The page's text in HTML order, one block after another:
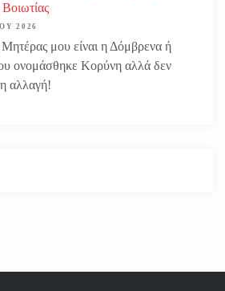
2026
μου είναι η Δόμβρενα ή
ονομάσθηκε Κορύνη αλλά δεν
αλλαγή!